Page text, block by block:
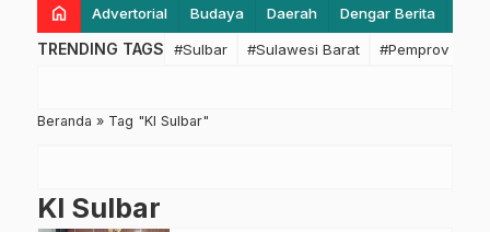
home Advertorial Budaya Daerah Dengar Berita
TRENDING TAGS #Sulbar #Sulawesi Barat #Pemprov
Beranda » Tag "KI Sulbar"
KI Sulbar